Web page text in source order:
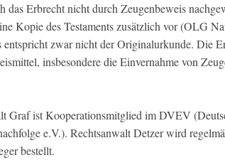
das Erbrecht nicht durch Zeugenbeweis
Kopie des Testaments zusätzlich vor (OLG
zwar nicht der Originalurkunde. Die
insbesondere die Einvernahme von
Graf ist Kooperationsmitglied im DVEV
e.V.). Rechtsanwalt Detzer wird
bestellt.